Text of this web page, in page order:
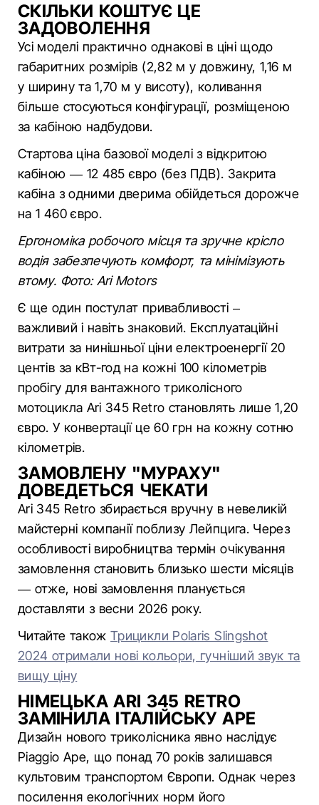
СКІЛЬКИ КОШТУЄ ЦЕ
ЗАДОВОЛЕННЯ
Усі моделі практично однакові в ціні щодо
габаритних розмірів (2,82 м у довжину, 1,16 м
у ширину та 1,70 м у висоту), коливання
більше стосуються конфігурації, розміщеною
за кабіною надбудови.
Стартова ціна базової моделі з відкритою
кабіною — 12 485 євро (без ПДВ). Закрита
кабіна з одними дверима обійдеться дорожче
на 1 460 євро.
Ергономіка робочого місця та зручне крісло
водія забезпечують комфорт, та мінімізують
втому. Фото: Ari Motors
Є ще один постулат привабливості –
важливий і навіть знаковий. Експлуатаційні
витрати за нинішньої ціни електроенергії 20
центів за кВт-год на кожні 100 кілометрів
пробігу для вантажного триколісного
мотоцикла Ari 345 Retro становлять лише 1,20
євро. У конвертації це 60 грн на кожну сотню
кілометрів.
ЗАМОВЛЕНУ "МУРАХУ"
ДОВЕДЕТЬСЯ ЧЕКАТИ
Ari 345 Retro збирається вручну в невеликій
майстерні компанії поблизу Лейпцига. Через
особливості виробництва термін очікування
замовлення становить близько шести місяців
— отже, нові замовлення планується
доставляти з весни 2026 року.
Читайте такожТрицикли Polaris Slingshot
2024 отримали нові кольори, гучніший звук та
вищу ціну
НІМЕЦЬКА ARI 345 RETRO
ЗАМІНИЛА ІТАЛІЙСЬКУ APE
Дизайн нового триколісника явно наслідує
Piaggio Ape, що понад 70 років залишався
культовим транспортом Європи. Однак через
посилення екологічних норм його